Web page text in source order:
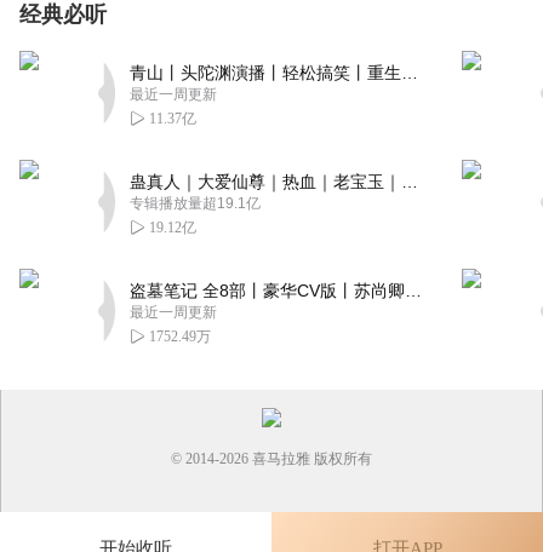
经典必听
最近一周更新
11.37亿
专辑播放量超19.1亿
19.12亿
最近一周更新
1752.49万
开始收听 打开APP
© 2014-2026 喜马拉雅 版权所有